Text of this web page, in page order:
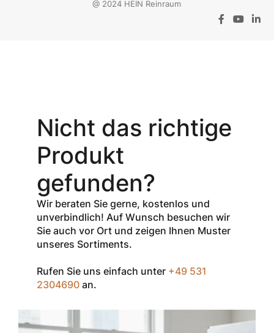
@ 2024 HEIN Reinraum
Gutschein-Code
INSPEC30
erhalten Sie
% Rabattauf
den Netto-
Verkaufspreis
aller Produkte
der Marke
InSpec von
Redditch
Zum Einlösen
geben Sie den
an der Kasse
Nicht das richtige
Produkt
gefunden?
Wir beraten Sie gerne, kostenlos und
unverbindlich! Auf Wunsch besuchen wir
Sie auch vor Ort und zeigen Ihnen Muster
unseres Sortiments.
Rufen Sie uns einfach unter +49 531
2304690 an.